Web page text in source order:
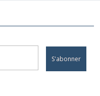
S'abonner